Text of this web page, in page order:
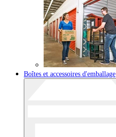
Boîtes et accessoires d'emballage